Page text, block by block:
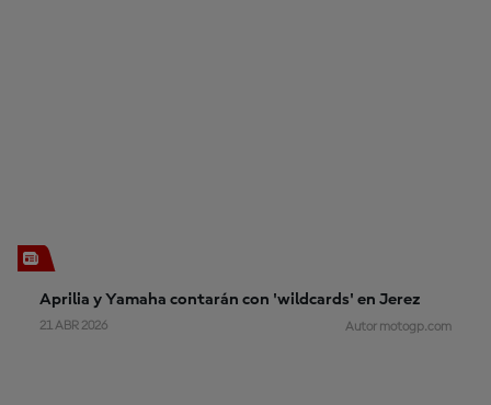
Aprilia y Yamaha contarán con 'wildcards' en Jerez
21 ABR 2026 Autor motogp.com